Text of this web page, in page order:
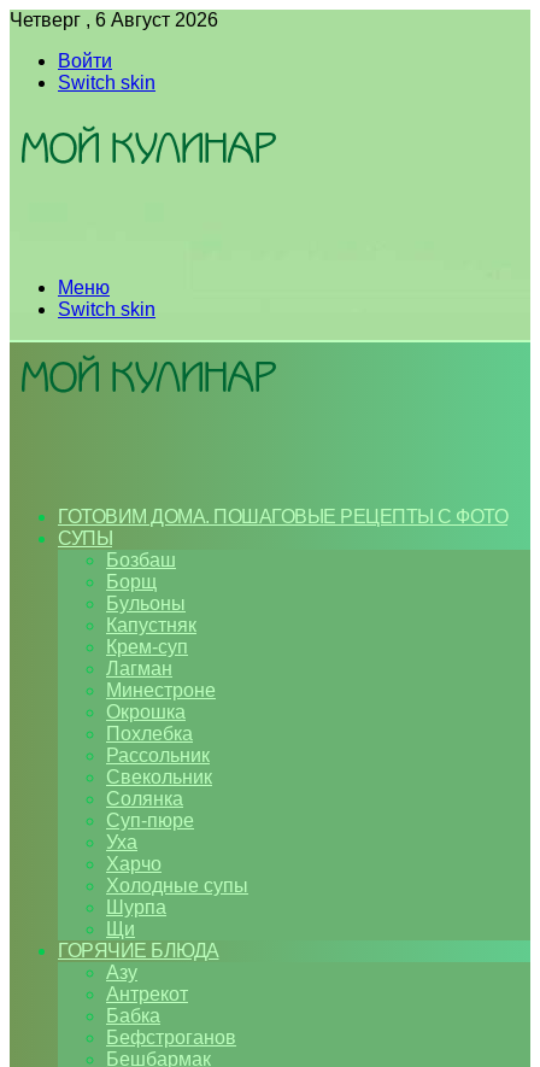
Четверг , 6 Август 2026
Войти
Switch skin
Меню
Switch skin
ГОТОВИМ ДОМА. ПОШАГОВЫЕ РЕЦЕПТЫ С ФОТО
СУПЫ
Бозбаш
Борщ
Бульоны
Капустняк
Крем-суп
Лагман
Минестроне
Окрошка
Похлебка
Рассольник
Свекольник
Солянка
Суп-пюре
Уха
Харчо
Холодные супы
Шурпа
Щи
ГОРЯЧИЕ БЛЮДА
Азу
Антрекот
Бабка
Бефстроганов
Бешбармак